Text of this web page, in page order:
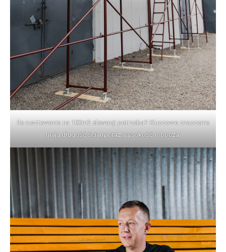
Ile rusztowania na 100m2 elewacji potrzeba? Kluczowe znaczenie
mają długość ściany oraz wysokość robocza.